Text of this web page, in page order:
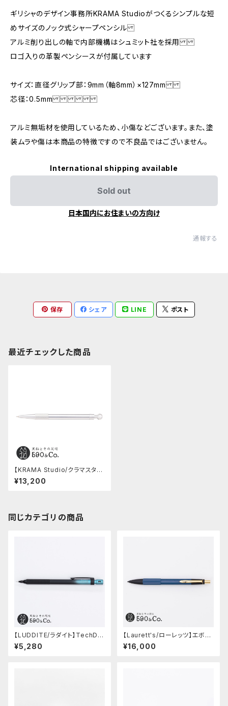
ギリシャのデザイン事務所KRAMA Studioがつくるシンプルな短
めサイズのノック式シャープペンシル
アルミ削り出しの軸で内部機構はシュミット社を採用
ロゴ入りの革製ペンシースが付属しています
サイズ：直径グリップ部：9mm（軸8mm）×127mm
芯径：0.5mm
アルミ無垢材を使用しているため、小傷などございます。また、塗
装ムラや傷は本商品の特徴ですので不良品ではございません。
International shipping available
Sold out
日本国内にお住まいの方向け
通報する
保存 シェア LINE ポスト
最近チェックした商品
【KRAMA Studio/クラマスタジ
オ】0.5mm シャープペンシル
(シルバー)
¥13,200
同じカテゴリの商品
【LUDDITE/ラダイト】TechDra
w2 グラデーションモデル (LDB
-MP2GB1-05)
¥5,280
【Laurett's/ローレッツ】エボナ
イトシャープペンシル (藍)
¥16,000